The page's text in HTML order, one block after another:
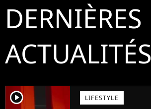
DERNIÈRES
ACTUALITÉS
player2 LIFESTYLE